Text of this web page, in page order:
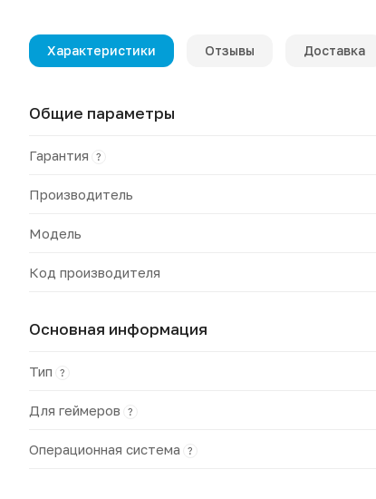
Характеристики Отзывы Доставка
Общие параметры
Гарантия ?
Производитель
Модель
Код производителя
Основная информация
Тип ?
Для геймеров ?
Операционная система ?